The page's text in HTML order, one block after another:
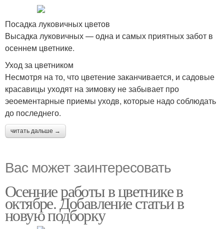
Посадка луковичных цветов
Высадка луковичных — одна и самых приятных забот в
осеннем цветнике.
Уход за цветником
Несмотря на то, что цветение заканчивается, и садовые
красавицы уходят на зимовку не забывает про
эеоементарные приемы уходв, которые надо соблюдать
до последнего.
читать дальше →
Вас может заинтересовать
Осенние работы в цветнике в
октябре. Добавление статьи в
новую подборку